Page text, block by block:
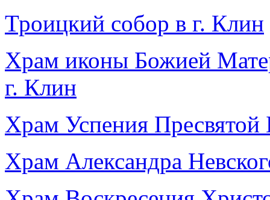
Троицкий собор в г. Клин
Храм иконы Божией
г. Клин
Храм Успения Пресвятой
Храм Александра